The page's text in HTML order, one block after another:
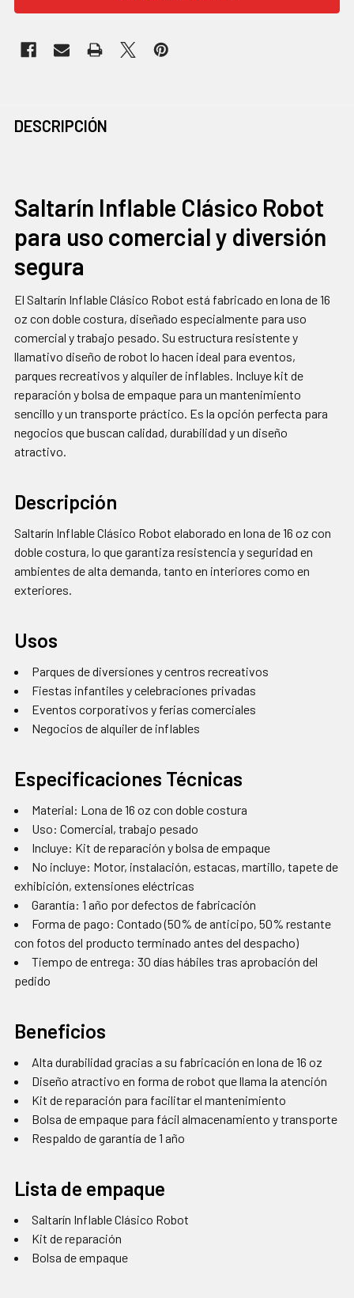
JUNTOS
TODO
AGREGAR
SELECCIONADOS
AL CARRITO
DESCRIPCIÓN
Saltarín Inflable Clásico Robot
para uso comercial y diversión
segura
El Saltarín Inflable Clásico Robot está fabricado en lona de 16
oz con doble costura, diseñado especialmente para uso
comercial y trabajo pesado. Su estructura resistente y
llamativo diseño de robot lo hacen ideal para eventos,
parques recreativos y alquiler de inflables. Incluye kit de
reparación y bolsa de empaque para un mantenimiento
sencillo y un transporte práctico. Es la opción perfecta para
negocios que buscan calidad, durabilidad y un diseño
atractivo.
Descripción
Saltarín Inflable Clásico Robot elaborado en lona de 16 oz con
doble costura, lo que garantiza resistencia y seguridad en
ambientes de alta demanda, tanto en interiores como en
exteriores.
Usos
Parques de diversiones y centros recreativos
Fiestas infantiles y celebraciones privadas
Eventos corporativos y ferias comerciales
Negocios de alquiler de inflables
Especificaciones Técnicas
Material: Lona de 16 oz con doble costura
Uso: Comercial, trabajo pesado
Incluye: Kit de reparación y bolsa de empaque
No incluye: Motor, instalación, estacas, martillo, tapete de
exhibición, extensiones eléctricas
Garantía: 1 año por defectos de fabricación
Forma de pago: Contado (50% de anticipo, 50% restante
con fotos del producto terminado antes del despacho)
Tiempo de entrega: 30 días hábiles tras aprobación del
pedido
Beneficios
Alta durabilidad gracias a su fabricación en lona de 16 oz
Diseño atractivo en forma de robot que llama la atención
Kit de reparación para facilitar el mantenimiento
Bolsa de empaque para fácil almacenamiento y transporte
Respaldo de garantía de 1 año
Lista de empaque
Saltarín Inflable Clásico Robot
Kit de reparación
Bolsa de empaque